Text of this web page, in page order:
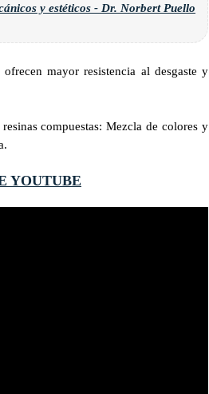
y estéticos - Dr. Norbert Puello
mayor resistencia al desgaste y
compuestas: Mezcla de colores y
YOUTUBE